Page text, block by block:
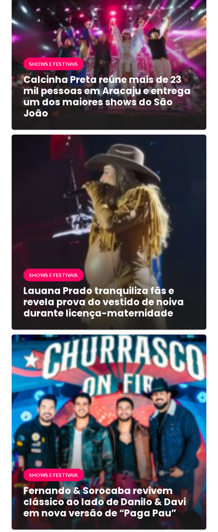
SHOWS E FESTIVAIS
Calcinha Preta reúne mais de 23
mil pessoas em Aracaju e entrega
um dos maiores shows do São
João
SHOWS E FESTIVAIS
Lauana Prado tranquiliza fãs e
revela prova do vestido de noiva
durante licença-maternidade
SHOWS E FESTIVAIS
Fernando & Sorocaba revivem
clássico ao lado de Danilo & Davi
em nova versão de “Paga Pau”